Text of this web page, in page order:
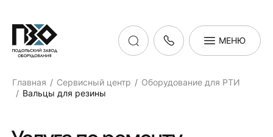
МЕНЮ
Главная Сервисный центр
Оборудование для РТИ
Вальцы для резины